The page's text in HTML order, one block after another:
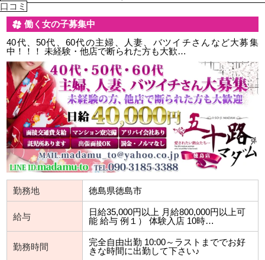
口コミ
働く女の子募集中
40代、50代、60代の主婦、人妻、バツイチさんなど大募集
中！！！ 未経験・他店で断られた方も大歓…
勤務地 徳島県徳島市
給与
日給35,000円以上 月給800,000円以上可
能 給与 例１） 体験入店 10時…
勤務時間
完全自由出勤 10:00～ラストまででお好
きな時間に出勤して下さい♪